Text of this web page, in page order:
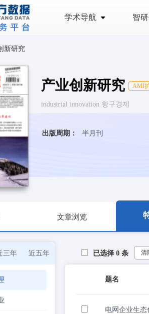
学术导航 智
新研究
产业创新研究 AMI
industrial innovation 항구경제
出版周期： 半月刊
文章浏览
三年 近五年 已选择 0 条 清
题名
电网企业生